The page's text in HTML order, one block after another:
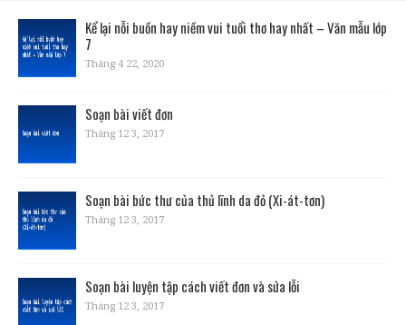
Kể lại nỗi buồn hay niềm vui tuổi thơ hay nhất – Văn mẫu lớp
7
Tháng 4 22, 2020
Soạn bài viết đơn
Tháng 12 3, 2017
Soạn bài bức thư của thủ lĩnh da đỏ (Xi-át-tơn)
Tháng 12 3, 2017
Soạn bài luyện tập cách viết đơn và sửa lỗi
Tháng 12 3, 2017